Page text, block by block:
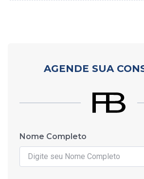
AGENDE SUA
Nome Completo